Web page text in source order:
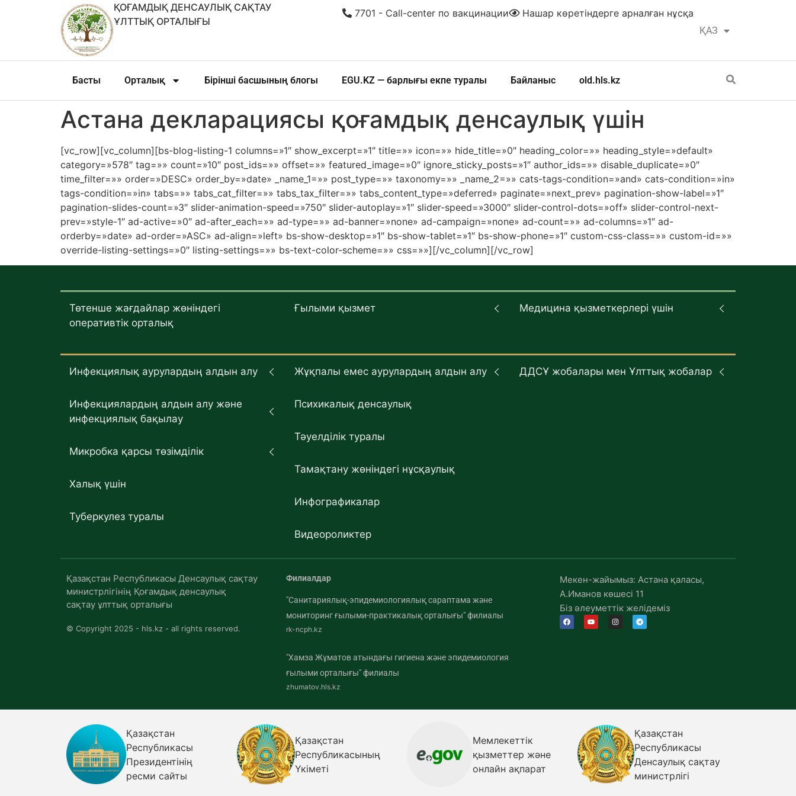
ҚОҒАМДЫҚ ДЕНСАУЛЫҚ САҚТАУ
ҰЛТТЫҚ ОРТАЛЫҒЫ
ҚАЗ
РУС
Нашар көретіндерге арналған нұсқа
7701 - Call-center по вакцинации
Басты Орталық Бірінші басшының блогы EGU.KZ — барлығы екпе туралы Байланыс old.hls.kz
Астана декларациясы қоғамдық денсаулық үшін
[vc_row][vc_column][bs-blog-listing-1 columns=»1″ show_excerpt=»1″ title=»» icon=»» hide_title=»0″ heading_color=»» heading_style=»default»
category=»578″ tag=»» count=»10″ post_ids=»» offset=»» featured_image=»0″ ignore_sticky_posts=»1″ author_ids=»» disable_duplicate=»0″
time_filter=»» order=»DESC» order_by=»date» _name_1=»» post_type=»» taxonomy=»» _name_2=»» cats-tags-condition=»and» cats-condition=»in»
tags-condition=»in» tabs=»» tabs_cat_filter=»» tabs_tax_filter=»» tabs_content_type=»deferred» paginate=»next_prev» pagination-show-label=»1″
pagination-slides-count=»3″ slider-animation-speed=»750″ slider-autoplay=»1″ slider-speed=»3000″ slider-control-dots=»off» slider-control-next-
prev=»style-1″ ad-active=»0″ ad-after_each=»» ad-type=»» ad-banner=»none» ad-campaign=»none» ad-count=»» ad-columns=»1″ ad-
orderby=»date» ad-order=»ASC» ad-align=»left» bs-show-desktop=»1″ bs-show-tablet=»1″ bs-show-phone=»1″ custom-css-class=»» custom-id=»»
override-listing-settings=»0″ listing-settings=»» bs-text-color-scheme=»» css=»»][/vc_column][/vc_row]
Төтенше жағдайлар жөніндегі
оперативтік орталық
Ғылыми қызмет Медицина қызметкерлері үшін
Инфекциялық аурулардың алдын алу
Инфекциялардың алдын алу және
инфекциялық бақылау
Микробка қарсы төзімділік
Халық үшін
Туберкулез туралы
Жұқпалы емес аурулардың алдын алу
Психикалық денсаулық
Тәуелділік туралы
Тамақтану жөніндегі нұсқаулық
Инфографикалар
Видеороликтер
ДДСҰ жобалары мен Ұлттық жобалар
Қазақстан Республикасы Денсаулық сақтау
министрлігінің Қоғамдық денсаулық
сақтау ұлттық орталығы
© Copyright 2025 - hls.kz - all rights reserved.
Филиалдар
"Санитариялық-эпидемиологиялық сараптама және
мониторинг ғылыми-практикалық орталығы" филиалы
rk-ncph.kz
"Хамза Жұматов атындағы гигиена және эпидемиология
ғылыми орталығы" филиалы
zhumatov.hls.kz
Мекен-жайымыз: Астана қаласы,
А.Иманов көшесі 11
Біз әлеуметтік желідеміз
Қазақстан
Республикасы
Президентінің
ресми сайты
Қазақстан
Республикасының
Үкіметі
Мемлекеттік
қызметтер және
онлайн ақпарат
Қазақстан
Республикасы
Денсаулық сақтау
министрлігі